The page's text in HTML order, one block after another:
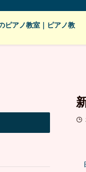
ピアノ教室｜ピアノ教